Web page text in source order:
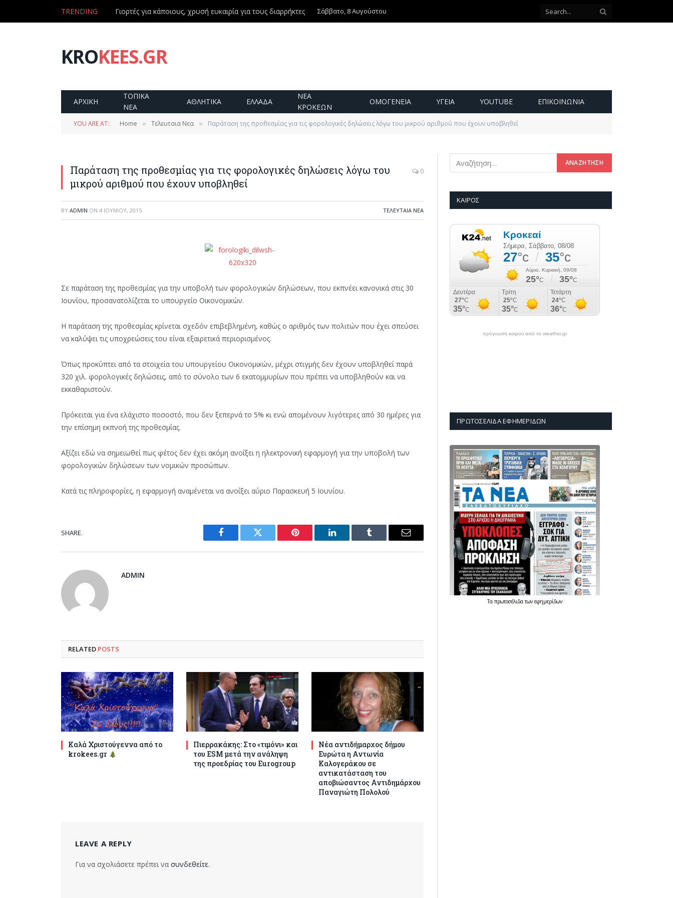
TRENDING Γιορτές για κάποιους, χρυσή ευκαιρία για τους διαρρήκτες Σάββατο, 8 Αυγούστου
KROKEES.GR
ΑΡΧΙΚΗ
ΤΟΠΙΚΑ
ΝΕΑ
ΑΘΛΗΤΙΚΑ ΕΛΛΑΔΑ
ΝΕΑ
ΚΡΟΚΕΩΝ
ΟΜΟΓΕΝΕΙΑ ΥΓΕΙΑ YOUTUBE ΕΠΙΚΟΙΝΩΝΊΑ
YOU ARE AT: Home » Τελευταια Νεα » Παράταση της προθεσμίας για τις φορολογικές δηλώσεις λόγω του μικρού αριθμού που έχουν υποβληθεί
Παράταση της προθεσμίας για τις φορολογικές δηλώσεις λόγω του
μικρού αριθμού που έχουν υποβληθεί
0
BY ADMIN ON 4 ΙΟΥΝΊΟΥ, 2015 ΤΕΛΕΥΤΑΙΑ ΝΕΑ
Σε παράταση της προθεσμίας για την υποβολή των φορολογικών δηλώσεων, που εκπνέει κανονικά στις 30
Ιουνίου, προσανατολίζεται το υπουργείο Οικονομικών.
Η παράταση της προθεσμίας κρίνεται σχεδόν επιβεβλημένη, καθώς ο αριθμός των πολιτών που έχει σπεύσει
να καλύψει τις υποχρεώσεις του είναι εξαιρετικά περιορισμένος.
Όπως προκύπτει από τα στοιχεία του υπουργείου Οικονομικών, μέχρι στιγμής δεν έχουν υποβληθεί παρά
320 χιλ. φορολογικές δηλώσεις, από το σύνολο των 6 εκατομμυρίων που πρέπει να υποβληθούν και να
εκκαθαριστούν.
Πρόκειται για ένα ελάχιστο ποσοστό, που δεν ξεπερνά το 5% κι ενώ απομένουν λιγότερες από 30 ημέρες για
την επίσημη εκπνοή της προθεσμίας.
Αξίζει εδώ να σημειωθεί πως φέτος δεν έχει ακόμη ανοίξει η ηλεκτρονική εφαρμογή για την υποβολή των
φορολογικών δηλώσεων των νομικών προσώπων.
Κατά τις πληροφορίες, η εφαρμογή αναμένεται να ανοίξει αύριο Παρασκευή 5 Ιουνίου.
SHARE.
Facebook Twitter Pinterest LinkedIn Tumblr Email
ADMIN
RELATED POSTS
Καλά Χριστούγεννα από το
krokees.gr
Πιερρακάκης: Στο «τιμόνι» και
του ESM μετά την ανάληψη
της προεδρίας του Eurogroup
Νέα αντιδήμαρχος δήμου
Ευρώτα η Αντωνία
Καλογεράκου σε
αντικατάσταση του
αποβιώσαντος Αντιδημάρχου
Παναγιώτη Πολολού
LEAVE A REPLY
Για να σχολιάσετε πρέπει να συνδεθείτε.
ΚΑΙΡΌΣ
πρόγνωση καιρού από το weather.gr
ΠΡΩΤΟΣΈΛΙΔΑ ΕΦΗΜΕΡΊΔΩΝ
Τα πρωτοσέλιδατων εφημερίδων